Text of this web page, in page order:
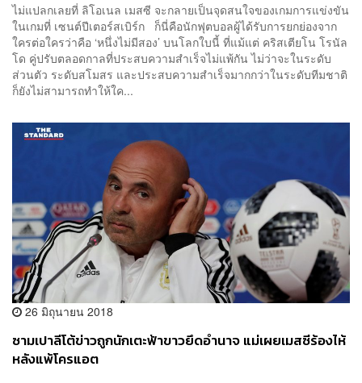
ไม่แปลกเลยที่ ลิโอเนล เมสซี จะกลายเป็นจุดสนใจของเกมการแข่งขัน
ในเกมที่ เซนต์ปีเตอร์สเบิร์ก ก็นี่คือนักฟุตบอลผู้ได้รับการยกย่องจาก
ใครต่อใครว่าคือ ‘หนึ่งไม่มีสอง’ บนโลกใบนี้ ที่แม้แต่ คริสเตียโน โรนัล
โด คู่ปรับตลอดกาลที่ประสบความสำเร็จไม่แพ้กัน ไม่ว่าจะในระดับ
ส่วนตัว ระดับสโมสร และประสบความสำเร็จมากกว่าในระดับทีมชาติ
ก็ยังไม่สามารถทำให้ใค...
26 มิถุนายน 2018
ซามเปาลีโต้ข่าวถูกนักเตะฟ้าขาวยึดอำนาจ แม่เผยเมสซีร้องไห้
หลังแพ้โครแอต